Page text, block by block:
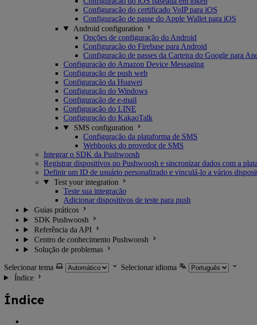
Configuração do certificado VoIP para iOS
Configuração de passe do Apple Wallet para iOS
Android configuration
Opções de configuração do Android
Configuração do Firebase para Android
Configuração de passes da Carteira do Google para
Configuração do Amazon Device Messaging
Configuração de push web
Configuração da Huawei
Configuração do Windows
Configuração de e-mail
Configuração do LINE
Configuração do KakaoTalk
SMS configuration
Configuração da plataforma de SMS
Webhooks do provedor de SMS
Integrar o SDK da Pushwoosh
Registrar dispositivos no Pushwoosh e sincronizar dados com a
Definir um ID de usuário personalizado e vinculá-lo a vários
Test your integration
Teste sua integração
Adicionar dispositivos de teste para push
Guias práticos
SDK Pushwoosh
Referência da API
Centro de conhecimento Pushwoosh
Solução de problemas
Selecionar tema
Selecionar idioma
Índice
Índice